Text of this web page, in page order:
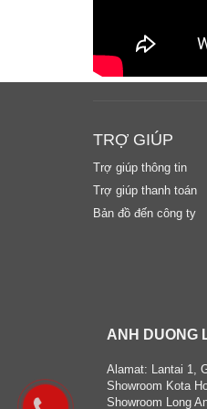
TRỢ GIÚP
Trợ giúp thông tin
Trợ giúp thanh toán
Bản đồ đến công ty
ANH DUONG
Alamat: Lantai 1,
Showroom Kota
Showroom Long